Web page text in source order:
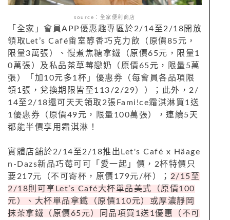
source：全家便利商店
「全家」會員APP優惠趣專區於2/14 至2/18開放
領取 Let’s Café畬室醇香巧克力飲（原價85元，
限量3萬張）、慢煮焦糖拿鐵（原價65元，限量1
0萬張）及私品茶草莓戀奶（原價 65元，限量 5萬
張）「加 10元多1 杯」優惠券（每會員各品項限
領 1 張，兌換期限皆至113/2/29））；此外， 2/
14至 2/18還可天天領取 2張 Fami!ce霜淇淋買1 送
1 優惠券（原價49元，限量 100萬張），連續5天
都能半價享用霜淇淋！
實體店舖於2/14 至2/18推出 Let's Café x Häage
n-Dazs新品巧莓可可「愛一起」價， 2杯特價只
要217元（不可寄杯，原價 179元/杯）； 2/15 至
2/18則可享 Let’s Café大杯單品美式（原價100
元）、大杯單品拿鐵（原價110元）或厚濃靜岡
抹茶拿鐵（原價 65元）同品項買 1 送 1 優惠（不可